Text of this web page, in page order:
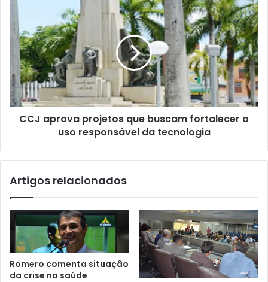
CCJ aprova projetos que buscam fortalecer o
uso responsável da tecnologia
Artigos relacionados
Romero comenta situação
da crise na saúde